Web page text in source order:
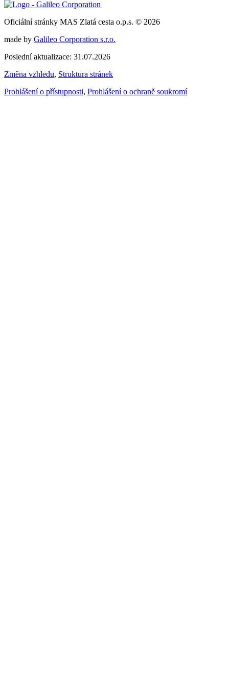
Oficiální stránky MAS Zlatá cesta o.p.s. © 2026
made by Galileo Corporation s.r.o.
Poslední aktualizace: 31.07.2026
Změna vzhledu, Struktura stránek
Prohlášení o přístupnosti, Prohlášení o ochraně soukromí